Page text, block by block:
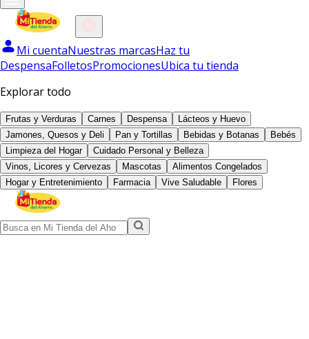
Mi cuentaNuestras marcasHaz tu
DespensaFolletosPromocionesUbica tu tienda
Explorar todo
Frutas y Verduras Carnes Despensa
Lácteos y Huevo
Jamones, Quesos y Deli
Pan y Tortillas Bebidas y Botanas
Bebés
Limpieza del Hogar
Cuidado Personal y Belleza
Vinos, Licores y Cervezas
Mascotas
Alimentos Congelados
Hogar y Entretenimiento
Farmacia Vive Saludable Flores